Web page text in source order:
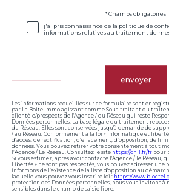
* Champs obligatoires
j'ai pris connaissance de la politique de
informations relatives au traitement de
envoyer
Les informations recueillies sur ce formulaire sont
par La Boite Immo agissant comme Sous-traitant du
clientèle/prospects de l'Agence / du Réseau qui reste
Données personnelles. La base légale du traitement
du Réseau. Elles sont conservées jusqu'à demande de
/ au Réseau. Conformément à la loi « informatique et
d’accès, de rectification, d’effacement, d’opposition, de
données. Vous pouvez retirer votre consentement à tout
l’Agence / Le Réseau. Consultez le site https://cnil.fr/fr pour
Si vous estimez, après avoir contacté l'Agence / le Réseau,
Libertés » ne sont pas respectés, vous pouvez adresser une
informons de l’existence de la liste d'opposition au
laquelle vous pouvez vous inscrire ici : https://
protection des Données personnelles, nous vous invitons à
sensibles dans le champ de saisie libre.